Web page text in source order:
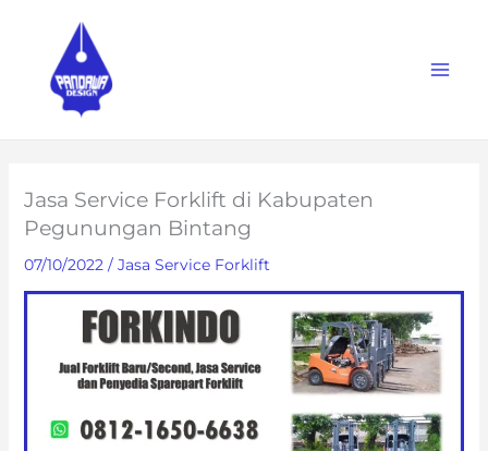
content
Jasa Service Forklift di Kabupaten
Pegunungan Bintang
07/10/2022 / Jasa Service Forklift